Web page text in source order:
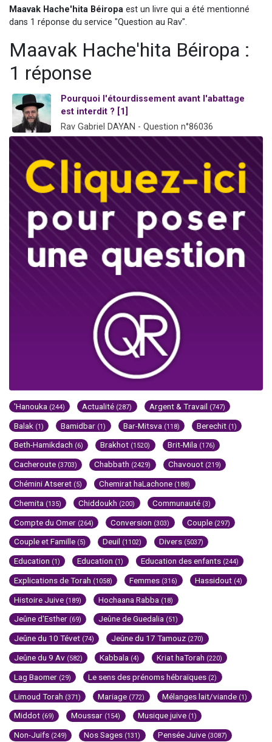
Il reste 49 places pour étudier en groupe sur Zoom
2 personnes viennent de nous rejoindre sur WhatsApp
Maavak Hache'hita Béiropa est un livre qui a été mentionné
dans 1 réponse du service "Question au Rav".
Maavak Hache'hita Béiropa :
1 réponse
Pourquoi l'étourdissement avant l'abattage
est interdit ? [1]
Rav Gabriel DAYAN - Question n°86036
'Hanouka (244) Actualité (287) Argent & Travail (747)
Balak (1) Bamidbar (1) Bar-Mitsva (118) Berechit (1)
Beth-Hamikdach (6) Brakhot (1520) Brit-Mila (176)
Cacheroute (3703) Chabbath (2429) Chavouot (219)
Chémini Atseret (5) Chemirat haLachone (188)
Chemita (135) Chiddoukh (200) Communauté (3)
Compte du Omer (264) Conversion (303) Couple (297)
Couple et Famille (5) Deuil (1102) Divers (5037)
Education (1) Education (1) Education des enfants (244)
Explications de Torah (1058) Femmes (316) Hassidout (4)
Histoire Juive (189) Hochaana Rabba (18)
Jeûne d'Esther (69) Jeûne de Guedalia (51)
Jeûne du 10 Tévet (74) Jeûne du 17 Tamouz (270)
Jeûne du 9 Av (582) Kabbala (4) Kriat haTorah (220)
Lag Baomer (29) Le sens des prénoms hébraïques (2)
Limoud Torah (371) Mariage (772) Mélanges lait/viande (1)
Middot (69) Moussar (154) Musique juive (1)
Non-Juifs (249) Nos Sages (131) Pensée Juive (3087)